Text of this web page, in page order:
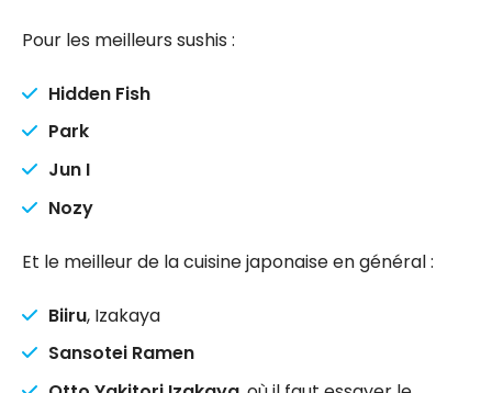
Pour les meilleurs sushis :
Hidden Fish
Park
Jun I
Nozy
Et le meilleur de la cuisine japonaise en général :
Biiru, Izakaya
Sansotei Ramen